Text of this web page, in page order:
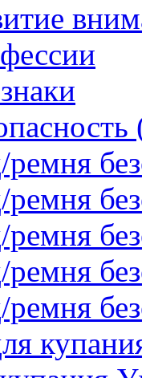
ремня
ремня
ремня
ремня